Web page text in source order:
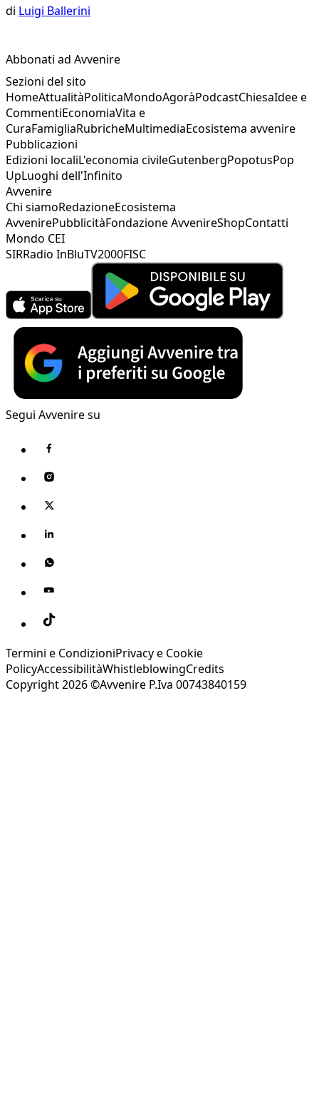
di Luigi Ballerini
Abbonati ad Avvenire
Sezioni del sito
HomeAttualitàPoliticaMondoAgoràPodcastChiesaIdee e
CommentiEconomiaVita e
CuraFamigliaRubricheMultimediaEcosistema avvenire
Pubblicazioni
Edizioni localiL'economia civileGutenbergPopotusPop
UpLuoghi dell'Infinito
Avvenire
Chi siamoRedazioneEcosistema
AvvenirePubblicitàFondazione AvvenireShopContatti
Mondo CEI
SIRRadio InBluTV2000FISC
Segui Avvenire su
Termini e CondizioniPrivacy e Cookie
PolicyAccessibilitàWhistleblowingCredits
Copyright 2026 ©Avvenire P.Iva 00743840159